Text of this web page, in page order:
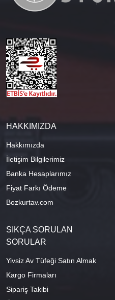
HAKKIMIZDA
Hakkımızda
İletişim Bilgilerimiz
Banka Hesaplarımız
Fiyat Farkı Ödeme
Bozkurtav.com
SIKÇA SORULAN
SORULAR
Yivsiz Av Tüfeği Satın Almak
Kargo Firmaları
Sipariş Takibi